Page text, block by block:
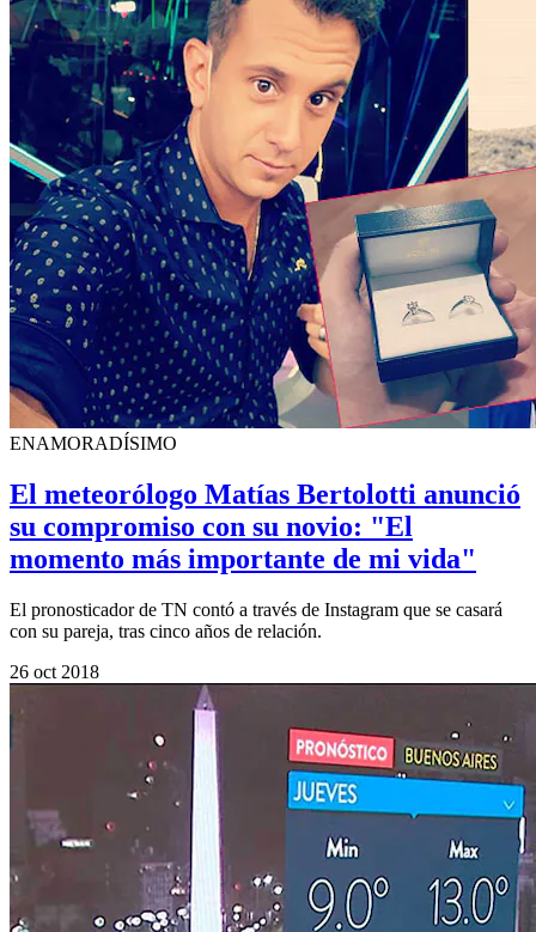
ENAMORADÍSIMO
El meteorólogo Matías Bertolotti anunció
su compromiso con su novio: "El
momento más importante de mi vida"
El pronosticador de TN contó a través de Instagram que se casará
con su pareja, tras cinco años de relación.
26 oct 2018